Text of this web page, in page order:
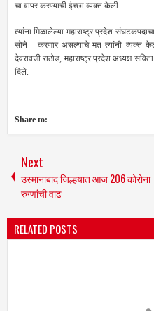
चा वापर करण्याची ईच्छा व्यक्त केली.
त्यांना मिळालेल्या महाराष्ट्र प्रदेश
सोने करणार असल्याचे मत त्यांनी व्यक्त केले.
देवरावजी राठोड, महाराष्ट्र प्रदेश अध्यक्ष
दिले.
Share to:
Next
उस्मानाबाद जिल्हयात आज 206 कोरोना
रुग्णांची वाढ
RELATED POSTS